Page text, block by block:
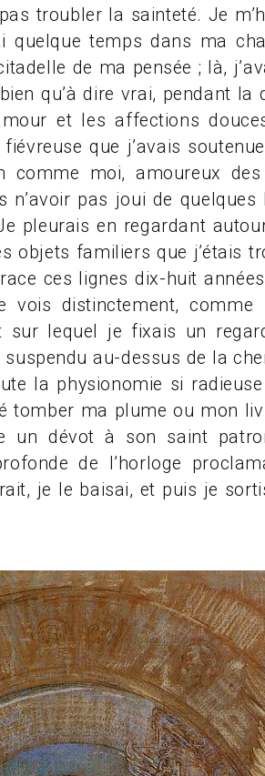
troubler la sainteté. Je
quelque temps dans ma
de ma pensée ; là,
qu’à dire vrai, pendant
et les affections
que j’avais
comme moi, amoureux
n’avoir pas joui de
pleurais en regardant
objets familiers que j’étais
ces lignes dix-huit
vois distinctement,
sur lequel je fixais un
au-dessus de la
la physionomie si
tomber ma plume ou mon
un dévot à son saint
de l’horloge
je le baisai, et puis je